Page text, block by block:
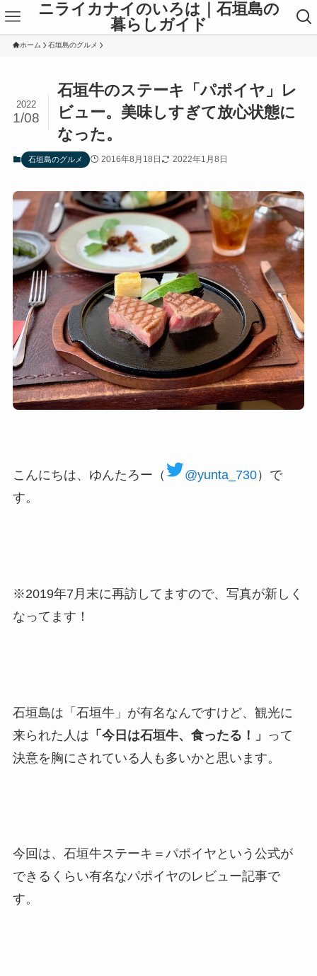
ニライカナイのいろは｜石垣島の
暮らしガイド
ホーム 石垣島のグルメ
石垣牛のステーキ「パポイヤ」レ
ビュー。美味しすぎて放心状態に
なった。
2022
1/08
石垣島のグルメ 2016年8月18日 2022年1月8日
こんにちは、ゆんたろー（ @yunta_730）で
す。
※2019年7月末に再訪してますので、写真が新しく
なってます！
石垣島は「石垣牛」が有名なんですけど、観光に
来られた人は 「今日は石垣牛、食ったる！」 って
決意を胸にされている人も多いかと思います。
今回は、石垣牛ステーキ＝パポイヤという公式が
できるくらい有名なパポイヤのレビュー記事で
す。